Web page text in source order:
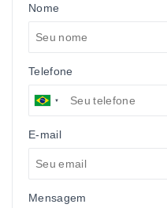
Nome
Telefone
E-mail
Mensagem